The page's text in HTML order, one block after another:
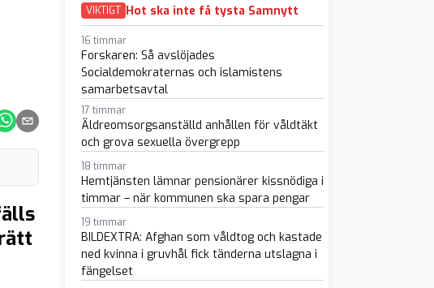
Telegram
på Whatsapp
Dela via e-post
VIKTIGT Hot ska inte få tysta Samnytt
16 timmar
Forskaren: Så avslöjades
Socialdemokraternas och islamistens
samarbetsavtal
17 timmar
Äldreomsorgsanställd anhållen för våldtäkt
och grova sexuella övergrepp
18 timmar
Hemtjänsten lämnar pensionärer kissnödiga i
timmar – när kommunen ska spara pengar
19 timmar
BILDEXTRA: Afghan som våldtog och kastade
ned kvinna i gruvhål fick tänderna utslagna i
fängelset